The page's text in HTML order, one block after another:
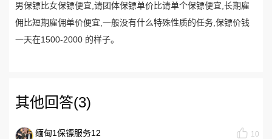
男保镖比女保镖便宜,请团体保镖单价比请单个保镖便宜,长期雇
佣比短期雇佣单价便宜,一般没有什么特殊性质的任务,保镖价钱
一天在1500-2000 的样子。
其他回答(3)
缅甸1保镖服务12
10